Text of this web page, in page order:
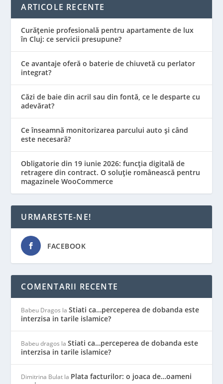
ARTICOLE RECENTE
Curățenie profesională pentru apartamente de lux
în Cluj: ce servicii presupune?
Ce avantaje oferă o baterie de chiuvetă cu perlator
integrat?
Căzi de baie din acril sau din fontă, ce le desparte cu
adevărat?
Ce înseamnă monitorizarea parcului auto și când
este necesară?
Obligatorie din 19 iunie 2026: funcția digitală de
retragere din contract. O soluție românească pentru
magazinele WooCommerce
URMARESTE-NE!
FACEBOOK
COMENTARII RECENTE
Babeu Dragos laStiati ca…perceperea de dobanda este
interzisa in tarile islamice?
Babeu dragos laStiati ca…perceperea de dobanda este
interzisa in tarile islamice?
Dimitrina Bulat la Plata facturilor: o joaca de…oameni